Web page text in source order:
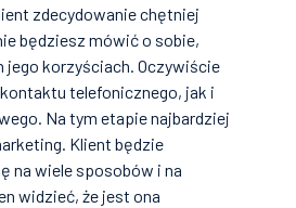
zdecydowanie chętniej
będziesz mówić o sobie,
jego korzyściach. Oczywiście
telefonicznego, jak i
Na tym etapie najbardziej
Klient będzie
na wiele sposobów i na
widzieć, że jest ona